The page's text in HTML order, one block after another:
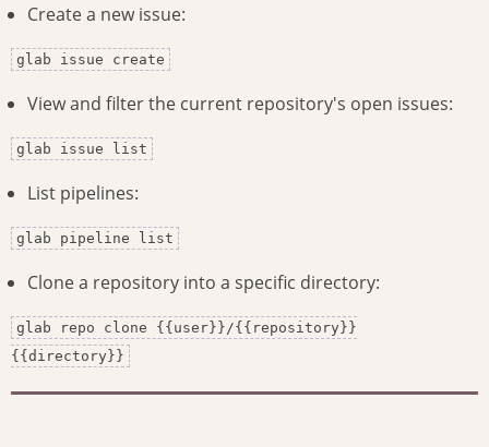
Create a new issue:
glab issue create
View and filter the current repository's open issues:
glab issue list
List pipelines:
glab pipeline list
Clone a repository into a specific directory:
glab repo clone {{user}}/{{repository}}
{{directory}}